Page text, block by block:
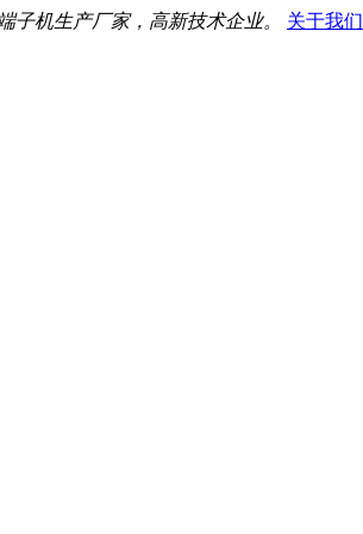
子机生产厂家，高新技术企业。 关于我们